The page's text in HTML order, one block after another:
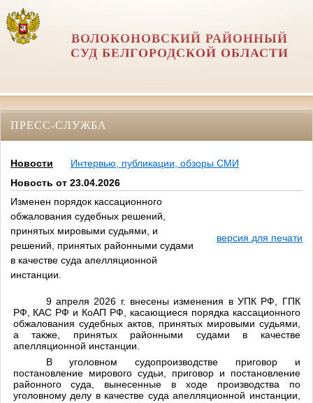
ВОЛОКОНОВСКИЙ РАЙОННЫЙ
СУД БЕЛГОРОДСКОЙ ОБЛАСТИ
ПРЕСС-СЛУЖБА
Новости
Интервью, публикации, обзоры СМИ
Новость от 23.04.2026
Изменен порядок кассационного
обжалования судебных решений,
принятых мировыми судьями, и
решений, принятых районными судами
в качестве суда апелляционной
инстанции.
версия для печати
9 апреля 2026 г. внесены изменения в УПК РФ, ГПК
РФ, КАС РФ и КоАП РФ, касающиеся порядка кассационного
обжалования судебных актов, принятых мировыми судьями,
а также, принятых районными судами в качестве
апелляционной инстанции.
В уголовном судопроизводстве приговор и
постановление мирового судьи, приговор и постановление
районного суда, вынесенные в ходе производства по
уголовному делу в качестве суда апелляционной инстанции,